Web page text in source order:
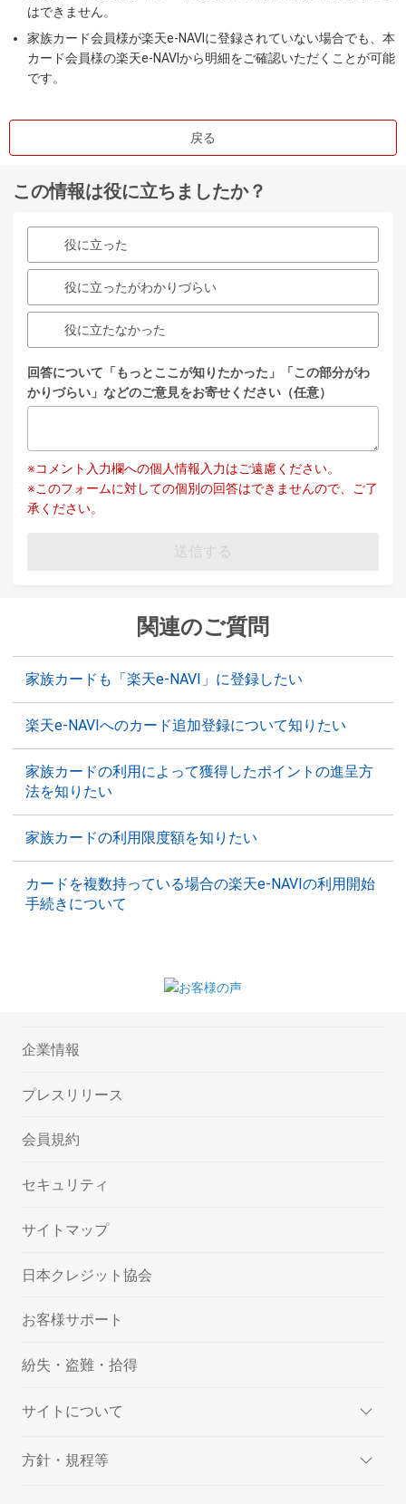
はできません。
家族カード会員様が楽天e-NAVIに登録されていない場合でも、本
カード会員様の楽天e-NAVIから明細をご確認いただくことが可能
です。
戻る
この情報は役に立ちましたか？
役に立った
役に立ったがわかりづらい
役に立たなかった
回答について「もっとここが知りたかった」「この部分がわ
かりづらい」などのご意見をお寄せください（任意）
※コメント入力欄への個人情報入力はご遠慮ください。
※このフォームに対しての個別の回答はできませんので、ご了
承ください。
送信する
関連のご質問
家族カードも「楽天e-NAVI」に登録したい
楽天e-NAVIへのカード追加登録について知りたい
家族カードの利用によって獲得したポイントの進呈方
法を知りたい
家族カードの利用限度額を知りたい
カードを複数持っている場合の楽天e-NAVIの利用開始
手続きについて
企業情報
プレスリリース
会員規約
セキュリティ
サイトマップ
日本クレジット協会
お客様サポート
紛失・盗難・拾得
サイトについて
方針・規程等